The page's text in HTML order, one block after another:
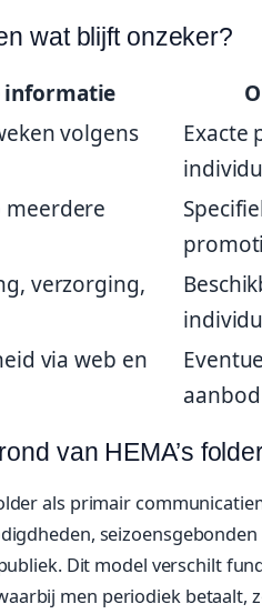
wat blijft onzeker?
informatie
volgens
Exacte
meerdere
verzorging,
via web en
aanbod
van HEMA’s
als primair
Dit model verschilt
men periodiek betaalt,